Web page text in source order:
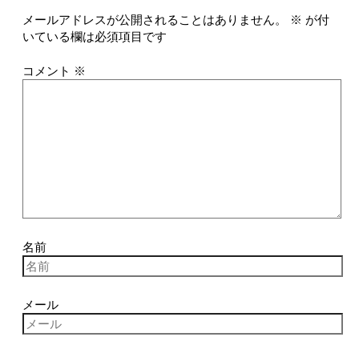
メールアドレスが公開されることはありません。 ※ が付
いている欄は必須項目です
コメント ※
名前
メール